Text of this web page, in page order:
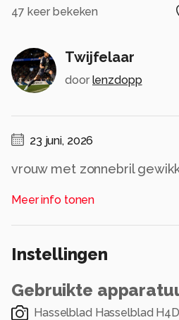
47 keer bekeken
Twijfelaar
door lenzdopp
23 juni, 2026
vrouw met zonnebril
Meer info tonen
Instellingen
Gebruikte
Hasselblad Hasselblad H4D